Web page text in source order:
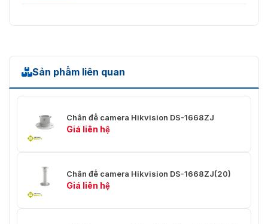
Sản phẩm liên quan
Chân đế camera Hikvision DS-1668ZJ
Giá liên hệ
Chân đế camera Hikvision DS-1668ZJ(20)
Giá liên hệ